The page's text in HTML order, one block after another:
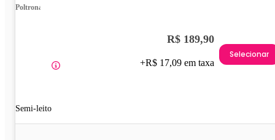
Poltrona
Semi-leito
R$ 189,90
+R$ 17,09 em taxa
Selecionar